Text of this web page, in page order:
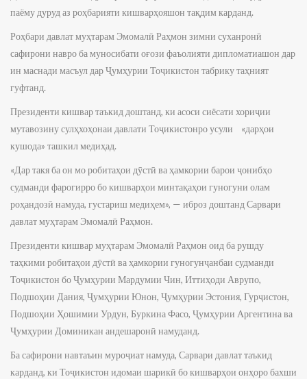
паёму дуруд аз роҳбарияти кишварҳояшон тақдим карданд.
Роҳбари давлат муҳтарам Эмомалӣ Раҳмон зимни суханронӣ
сафирони навро ба муносибати оғози фаъолияти дипломатиашон дар
ин маснади масъул дар Ҷумҳурии Тоҷикистон табрику таҳният
гуфтанд.
Президенти кишвар таъкид доштанд, ки асоси сиёсати хориҷии
мутавозину сулҳхоҳонаи давлати Тоҷикистонро усули «дарҳои
кушода» ташкил медиҳад.
«Дар такя ба он мо робитаҳои дӯстӣ ва ҳамкории барои ҷонибҳо
судманди фарогирро бо кишварҳои минтақаҳои гуногуни олам
роҳандозӣ намуда, густариш медиҳем», — иброз доштанд Сарвари
давлат муҳтарам Эмомалӣ Раҳмон.
Президенти кишвар муҳтарам Эмомалӣ Раҳмон оид ба рушду
таҳкими робитаҳои дӯстӣ ва ҳамкории гуногунҷанбаи судманди
Тоҷикистон бо Ҷумҳурии Мардумии Чин, Иттиҳоди Аврупо,
Подшоҳии Дания, Ҷумҳурии Юнон, Ҷумҳурии Эстония, Гурҷистон,
Подшоҳии Ҳошимии Урдун, Буркина Фасо, Ҷумҳурии Аргентина ва
Ҷумҳурии Доминикан андешаронӣ намуданд.
Ба сафирони навтаъин муроҷиат намуда, Сарвари давлат таъкид
карданд, ки Тоҷикистон идомаи шарикӣ бо кишварҳои онҳоро бахши